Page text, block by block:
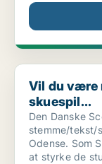
Vil du være med
Vil du være
skuespil...
Den Danske
stemme/tekst/
Odense. Som
at styrke de